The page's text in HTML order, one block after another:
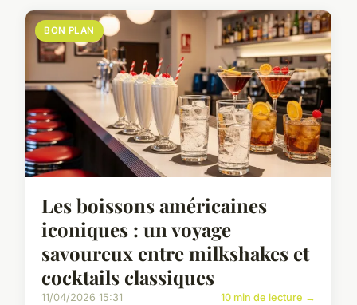
BON PLAN
Les boissons américaines
iconiques : un voyage
savoureux entre milkshakes et
cocktails classiques
11/04/2026 15:31 10 min de lecture →